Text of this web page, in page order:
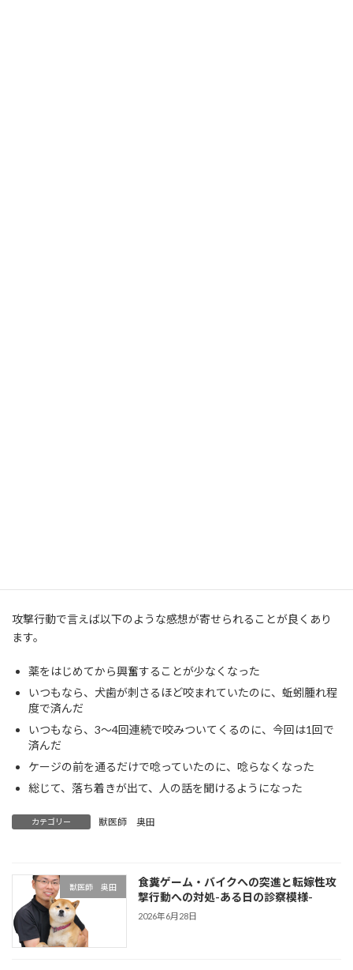
攻撃行動で言えば以下のような感想が寄せられることが良くあり
ます。
薬をはじめてから興奮することが少なくなった
いつもなら、犬歯が刺さるほど咬まれていたのに、蚯蚓腫れ程
度で済んだ
いつもなら、3～4回連続で咬みついてくるのに、今回は1回で
済んだ
ケージの前を通るだけで唸っていたのに、唸らなくなった
総じて、落ち着きが出て、人の話を聞けるようになった
カテゴリー 獣医師 奥田
獣医師 奥田
食糞ゲーム・バイクへの突進と転嫁性攻
撃行動への対処-ある日の診察模様-
2026年6月28日